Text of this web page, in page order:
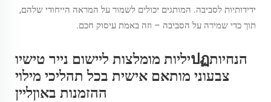
ידידותיות לסביבה. המותגים יכולים לשמור על המראה הייחודי שלהם,
תוך כדי שמירה על הסביבה – וזה באמת עיסוק חכם.
הנחיותปฏיליות מומלצות ליישום נייר טישיו
צבעוני מותאם אישית בכל תהליכי מילוי
ההזמנות באוןליין